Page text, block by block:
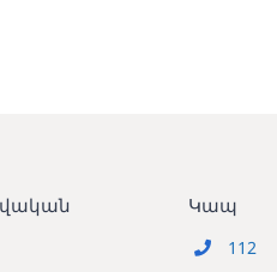
Կապ
112